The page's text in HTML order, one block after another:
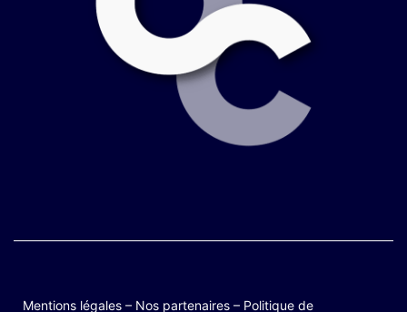
Mentions légales – Nos partenaires – Politique de